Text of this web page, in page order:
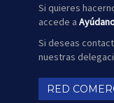
teléfono
Si quieres
accede a
Si deseas
nuestras
RED